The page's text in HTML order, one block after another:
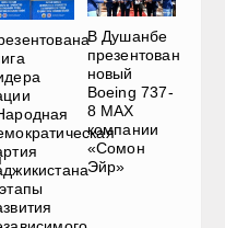
В Душанбе
презентован
новый
Boeing 737-
8 MAX
компании
«Сомон
Эйр»